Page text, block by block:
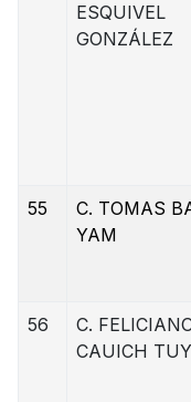
ESQUIVEL
GONZÁLEZ
55
C. TOMAS
YAM
56
C.
CAUICH